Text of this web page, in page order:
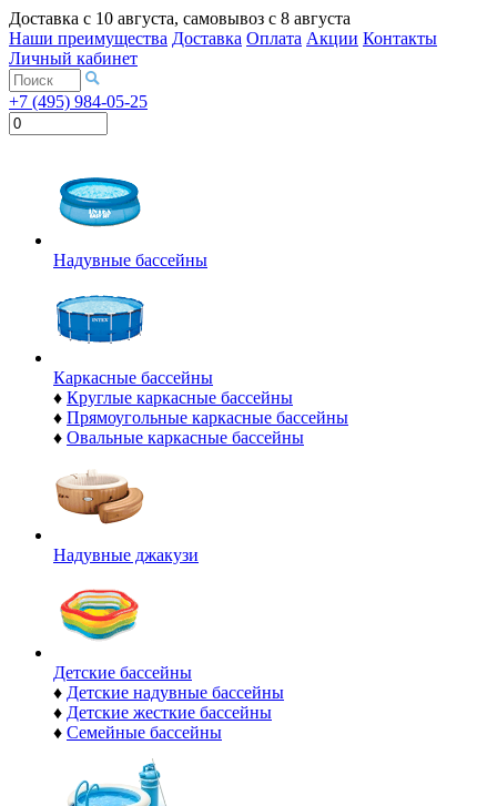
Доставка с 10 августа, самовывоз с 8 августа
Наши преимущества Доставка Оплата Акции Контакты
Личный кабинет
+7 (495) 984-05-25
Надувные бассейны
Каркасные бассейны
♦ Круглые каркасные бассейны
♦ Прямоугольные каркасные бассейны
♦ Овальные каркасные бассейны
Надувные джакузи
Детские бассейны
♦ Детские надувные бассейны
♦ Детские жесткие бассейны
♦ Семейные бассейны